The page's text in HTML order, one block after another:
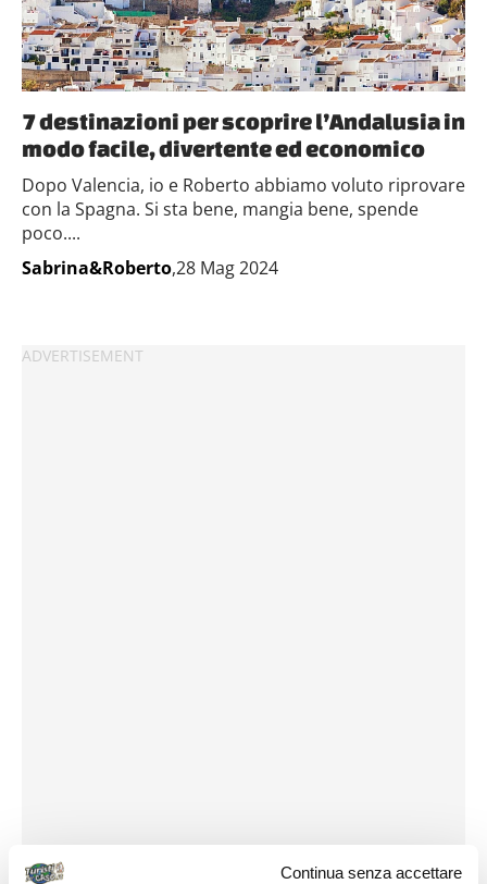
Continua senza accettare
7 destinazioni per scoprire l’Andalusia in
modo facile, divertente ed economico
Dopo Valencia, io e Roberto abbiamo voluto riprovare
con la Spagna. Si sta bene, mangia bene, spende
poco....
Sabrina&Roberto,28 Mag 2024